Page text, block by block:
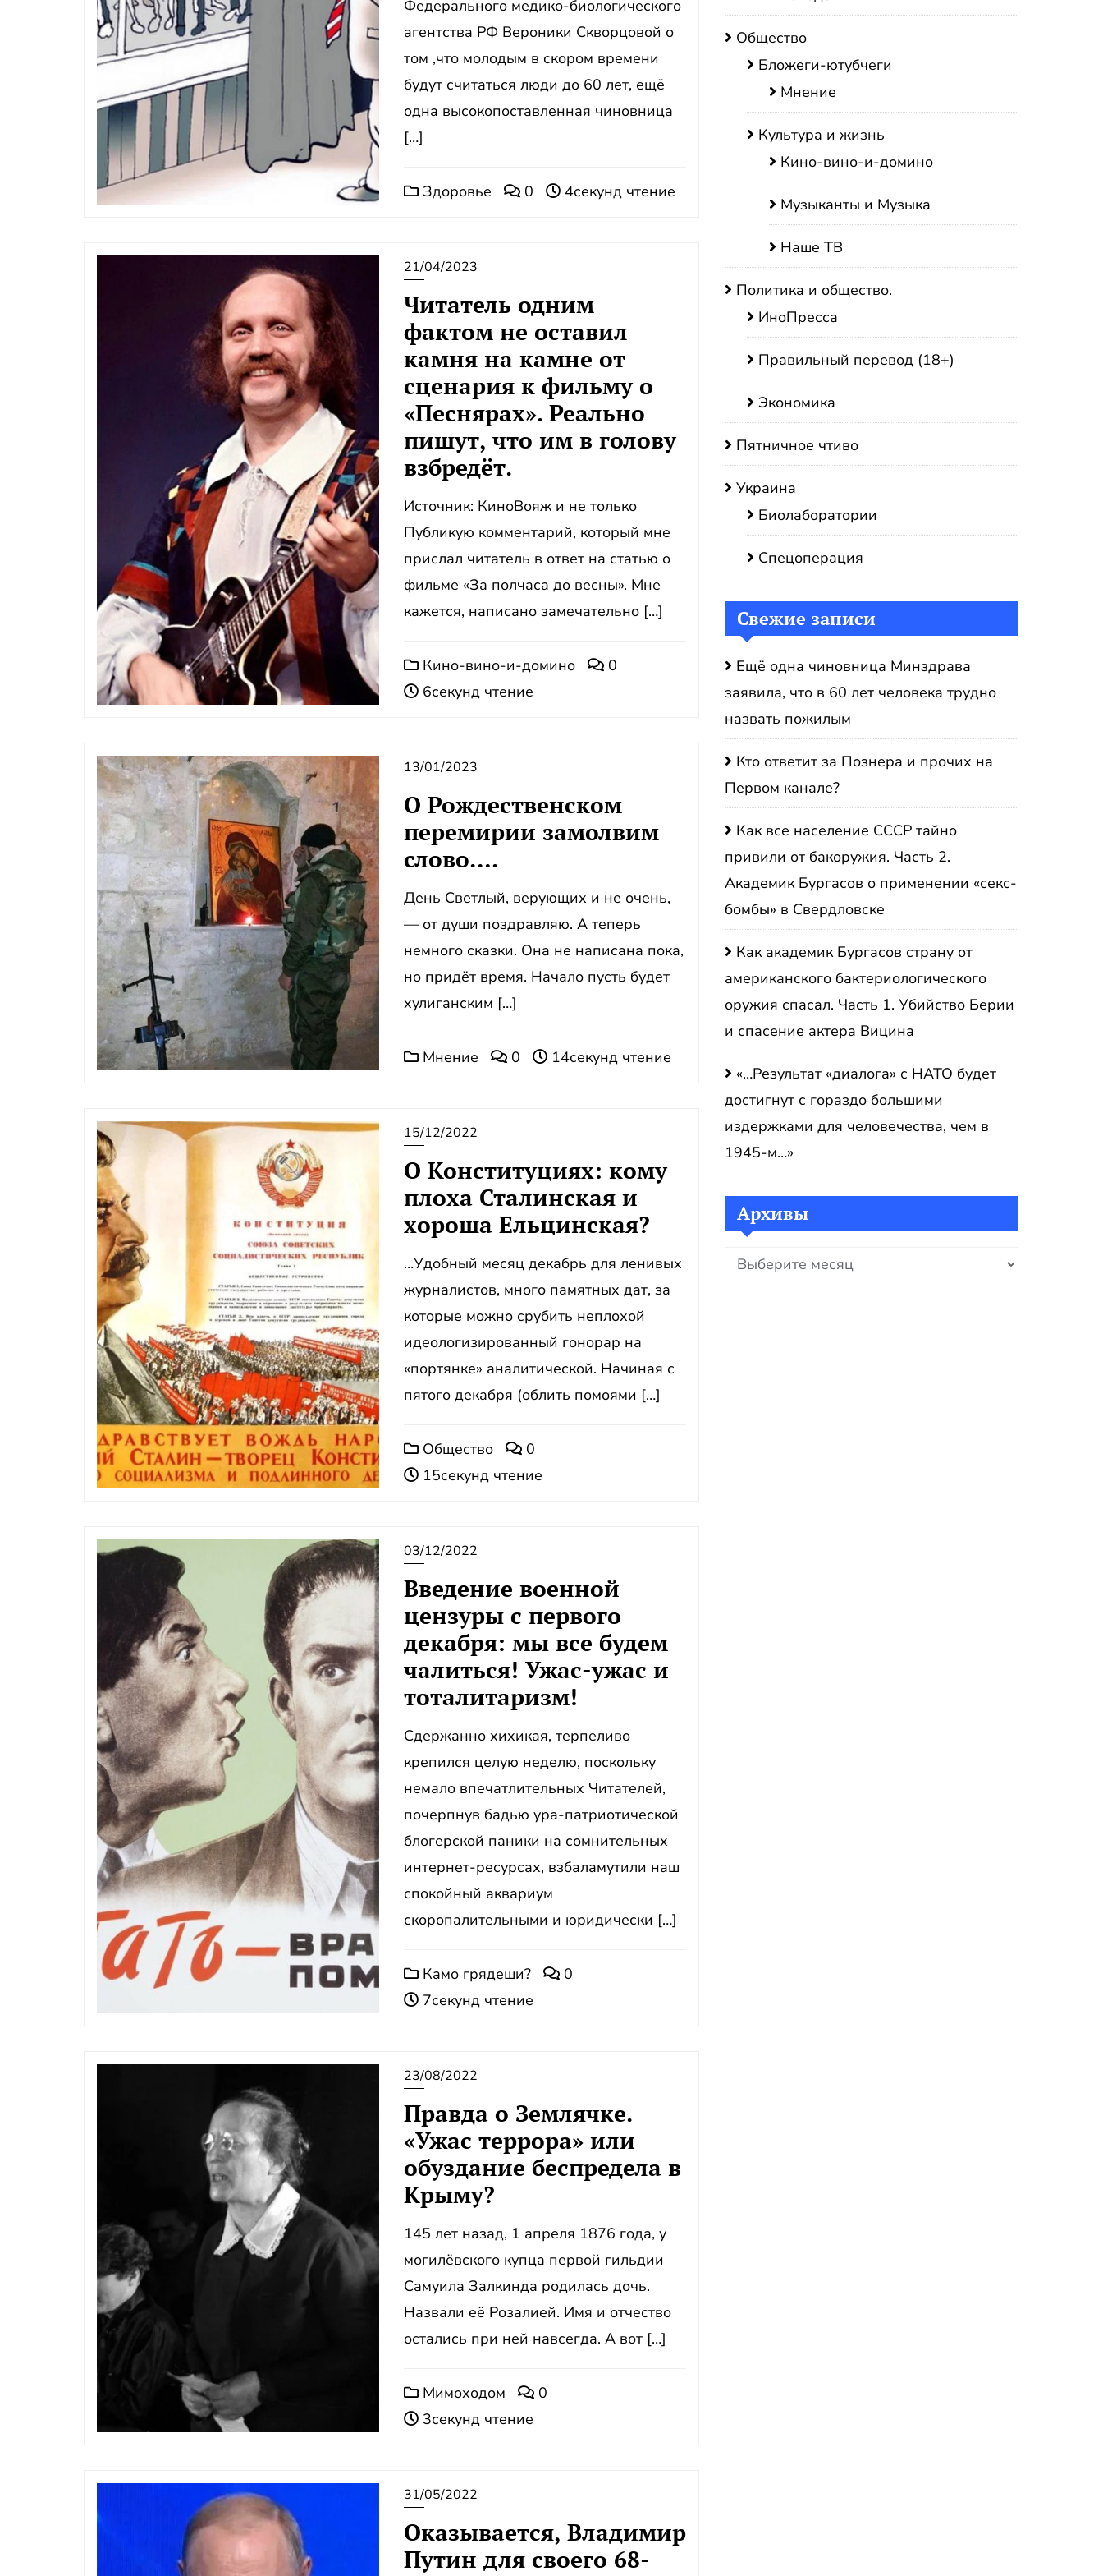
Федерального медико-биологического
агентства РФ Вероники Скворцовой о
том ,что молодым в скором времени
будут считаться люди до 60 лет, ещё
одна высокопоставленная чиновница
[…]
Здоровье 0 4секунд чтение
21/04/2023
Читатель одним
фактом не оставил
камня на камне от
сценария к фильму о
«Песнярах». Реально
пишут, что им в голову
взбредёт.
Источник: КиноВояж и не только
Публикую комментарий, который мне
прислал читатель в ответ на статью о
фильме «За полчаса до весны». Мне
кажется, написано замечательно […]
Кино-вино-и-домино
0
6секунд чтение
13/01/2023
О Рождественском
перемирии замолвим
слово….
День Светлый, верующих и не очень,
— от души поздравляю. А теперь
немного сказки. Она не написана пока,
но придёт время. Начало пусть будет
хулиганским […]
Мнение 0 14секунд чтение
15/12/2022
О Конституциях: кому
плоха Сталинская и
хороша Ельцинская?
…Удобный месяц декабрь для ленивых
журналистов, много памятных дат, за
которые можно срубить неплохой
идеологизированный гонорар на
«портянке» аналитической. Начиная с
пятого декабря (облить помоями […]
Общество
0
15секунд чтение
03/12/2022
Введение военной
цензуры с первого
декабря: мы все будем
чалиться! Ужас-ужас и
тоталитаризм!
Сдержанно хихикая, терпеливо
крепился целую неделю, поскольку
немало впечатлительных Читателей,
почерпнув бадью ура-патриотической
блогерской паники на сомнительных
интернет-ресурсах, взбаламутили наш
спокойный аквариум
скоропалительными и юридически […]
Камо грядеши?
0
7секунд чтение
23/08/2022
Правда о Землячке.
«Ужас террора» или
обуздание беспредела в
Крыму?
145 лет назад, 1 апреля 1876 года, у
могилёвского купца первой гильдии
Самуила Залкинда родилась дочь.
Назвали её Розалией. Имя и отчество
остались при ней навсегда. А вот […]
Мимоходом
0
3секунд чтение
31/05/2022
Оказывается, Владимир
Путин для своего 68-
Общество
Бложеги-ютубчеги
Мнение
Культура и жизнь
Кино-вино-и-домино
Музыканты и Музыка
Наше ТВ
Политика и общество.
ИноПресса
Правильный перевод (18+)
Экономика
Пятничное чтиво
Украина
Биолаборатории
Спецоперация
Свежие записи
Ещё одна чиновница Минздрава
заявила, что в 60 лет человека трудно
назвать пожилым
Кто ответит за Познера и прочих на
Первом канале?
Как все население СССР тайно
привили от бакоружия. Часть 2.
Академик Бургасов о применении «секс-
бомбы» в Свердловске
Как академик Бургасов страну от
американского бактериологического
оружия спасал. Часть 1. Убийство Берии
и спасение актера Вицина
«…Результат «диалога» с НАТО будет
достигнут с гораздо большими
издержками для человечества, чем в
1945-м…»
Архивы
Архивы